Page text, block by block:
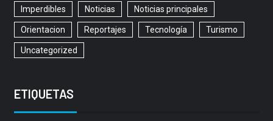
Imperdibles Noticias Noticias principales
Orientacion Reportajes Tecnología Turismo
Uncategorized
ETIQUETAS